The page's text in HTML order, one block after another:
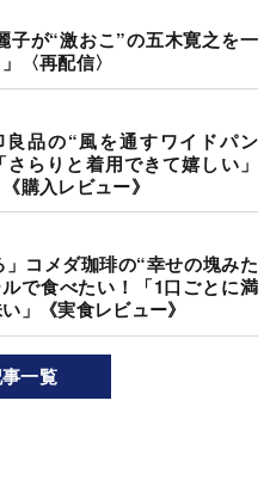
子が“激おこ”の五木寛之を一
〈再配信〉
良品の“風を通すワイドパン
らりと着用できて嬉しい」
購入レビュー》
」コメダ珈琲の“幸せの塊みた
で食べたい！「1口ごとに満
」《実食レビュー》
一覧